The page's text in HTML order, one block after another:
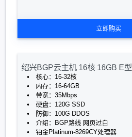
立即购买
绍兴BGP云主机 16核 16GB E型
核心：16-32核
内存：16-64GB
带宽：35Mbps
硬盘：120G SSD
防御：100G DDOS
介绍：BGP路线 网页过白
铂金Platinum-8269CY处理器